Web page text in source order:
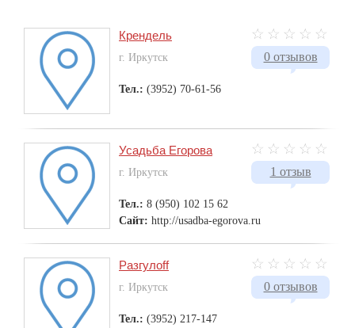
0 отзывов
Крендель
г. Иркутск
Тел.: (3952) 70-61-56
1 отзыв
Усадьба Егорова
г. Иркутск
Тел.: 8 (950) 102 15 62
Сайт: http://usadba-egorova.ru
0 отзывов
Разгулоff
г. Иркутск
Тел.: (3952) 217-147